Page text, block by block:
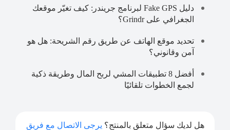
دليل Fake GPS لبرنامج جريندر: كيف تغيّر موقعك
الجغرافي على Grindr؟
تحديد موقع الهاتف عن طريق رقم الشريحة: هل هو
آمن وقانوني؟
أفضل 8 تطبيقات المشي لربح المال وطريقة ذكية
لجمع الخطوات تلقائيًا
هل لديك سؤال متعلق بالمنتج؟ يرجى الاتصال مع فريق